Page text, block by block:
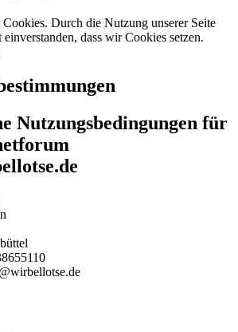
Durch die Nutzung unserer Seite
dass wir Cookies setzen.
Nutzungsbedingungen für